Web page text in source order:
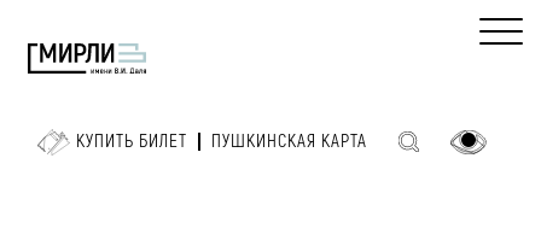
КУПИТЬ БИЛЕТ ПУШКИНСКАЯ КАРТА